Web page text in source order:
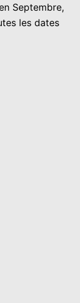
Septembre,
les dates